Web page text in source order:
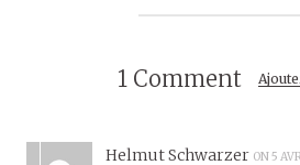
1 Comment
Helmut Schwarzer ON 5